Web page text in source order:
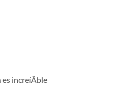
es increíÂ­ble